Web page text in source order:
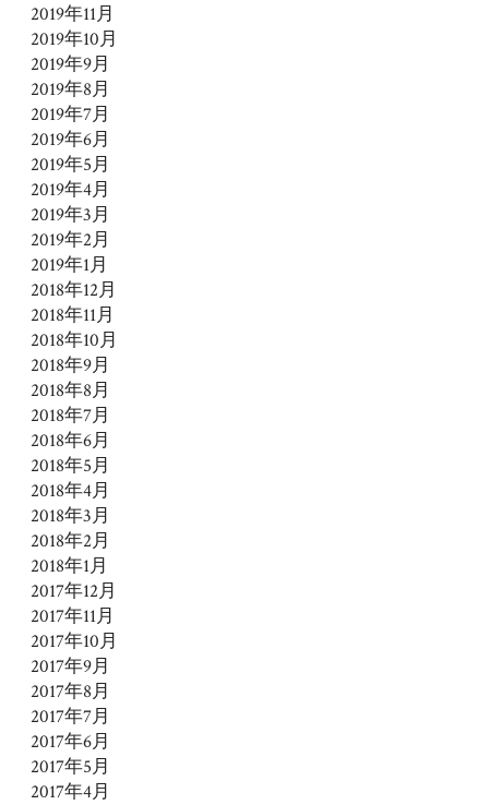
2019年11月
2019年10月
2019年9月
2019年8月
2019年7月
2019年6月
2019年5月
2019年4月
2019年3月
2019年2月
2019年1月
2018年12月
2018年11月
2018年10月
2018年9月
2018年8月
2018年7月
2018年6月
2018年5月
2018年4月
2018年3月
2018年2月
2018年1月
2017年12月
2017年11月
2017年10月
2017年9月
2017年8月
2017年7月
2017年6月
2017年5月
2017年4月